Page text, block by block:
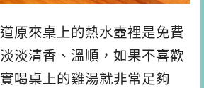
原來桌上的熱水壺裡是免費
淡清香、溫順，如果不喜歡
喝桌上的雞湯就非常足夠